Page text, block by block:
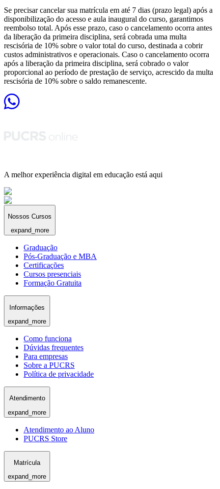
Se precisar cancelar sua matrícula em até 7 dias (prazo legal) após a
disponibilização do acesso e aula inaugural do curso, garantimos
reembolso total. Após esse prazo, caso o cancelamento ocorra antes
da liberação da primeira disciplina, será cobrada uma multa
rescisória de 10% sobre o valor total do curso, destinada a cobrir
custos administrativos e operacionais. Caso o cancelamento ocorra
após a liberação da primeira disciplina, será cobrado o valor
proporcional ao período de prestação de serviço, acrescido da multa
rescisória de 10% sobre o saldo remanescente.
A melhor experiência digital em educação está aqui
Nossos Cursos
expand_more
Graduação
Pós-Graduação e MBA
Certificações
Cursos presenciais
Formação Gratuita
Informações
expand_more
Como funciona
Dúvidas frequentes
Para empresas
Sobre a PUCRS
Política de privacidade
Atendimento
expand_more
Atendimento ao Aluno
PUCRS Store
Matrícula
expand_more